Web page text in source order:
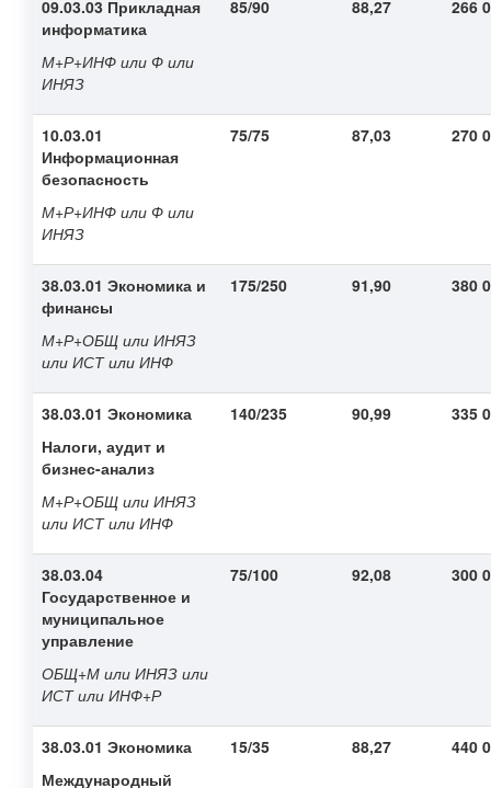
09.03.03 Прикладная
информатика
М+Р+ИНФ или Ф или
ИНЯЗ
85/90 88,27 266
10.03.01
Информационная
безопасность
М+Р+ИНФ или Ф или
ИНЯЗ
75/75 87,03 270
38.03.01 Экономика и
финансы
М+Р+ОБЩ или ИНЯЗ
или ИСТ или ИНФ
175/250 91,90 380
38.03.01 Экономика
Налоги, аудит и
бизнес-анализ
М+Р+ОБЩ или ИНЯЗ
или ИСТ или ИНФ
140/235 90,99 335
38.03.04
Государственное и
муниципальное
управление
ОБЩ+М или ИНЯЗ или
ИСТ или ИНФ+Р
75/100 92,08 300
38.03.01 Экономика
Международный
15/35 88,27 440